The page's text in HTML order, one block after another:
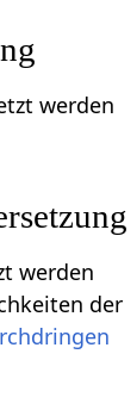
werden
werden
der